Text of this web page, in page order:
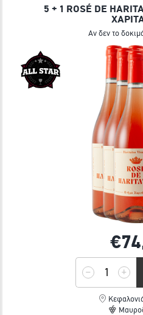
5 + 1 ROSÉ DE
Αν δεν το